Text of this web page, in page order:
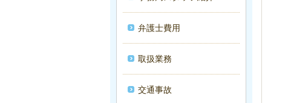
弁護士費用
取扱業務
交通事故